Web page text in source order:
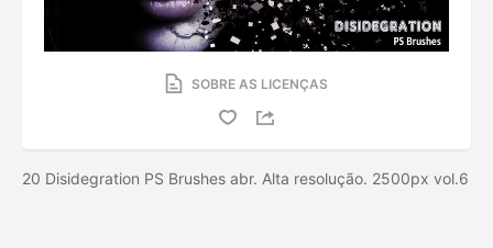
SOBRE AS LICENÇAS
20 Disidegration PS Brushes abr. Alta resolução. 2500px vol.6